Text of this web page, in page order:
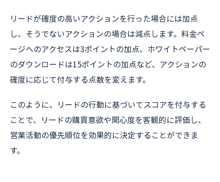
リードが確度の高いアクションを行った場合には加点
し、そうでないアクションの場合は減点します。料金ペ
ージへのアクセスは3ポイントの加点、ホワイトペーパー
のダウンロードは15ポイントの加点など、アクションの
確度に応じて付与する点数を変えます。
このように、リードの行動に基づいてスコアを付与する
ことで、リードの購買意欲や関心度を客観的に評価し、
営業活動の優先順位を効果的に決定することができま
す。